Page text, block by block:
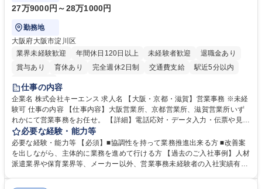
27万9000円～28万1000円
勤務地
大阪府大阪市淀川区
業界未経験歓迎
年間休日120日以上 未経験者歓迎
退職金あり
賞与あり
育休あり 完全週休2日制 交通費支給
駅近5分以内
土日祝休み
仕事の内容
企業名 株式会社キーエンス 求人名 【大阪・京都・滋賀】営業事務 ※未経
験可 仕事の内容 【仕事内容】大阪営業所、京都営業所、滋賀営業所いず
れかにて営業事務をお任せ。 【詳細】電話応対・データ入力・伝票や見積
の作成・カタログ送付・来客対応・営業所内で発生する事務業務や業務改
善をお任せ。 【教育制度】ご入社後、育成担当とペアになりながらOJTに
て業務を覚えていただくことが可能です。業務システムがきちんと構築さ
れているため、スムーズに仕事に慣れることができる環境です。また、
必要な経験・能力等
必要な経験・能力等 【必須】■協調性を持って業務推進出来る方 ■改善案
を出しながら、主体的に業務を進めて行ける方 【過去のご入社事例】人材
派遣業界や保育業界等、メーカー以外、営業事務未経験者の入社実績有